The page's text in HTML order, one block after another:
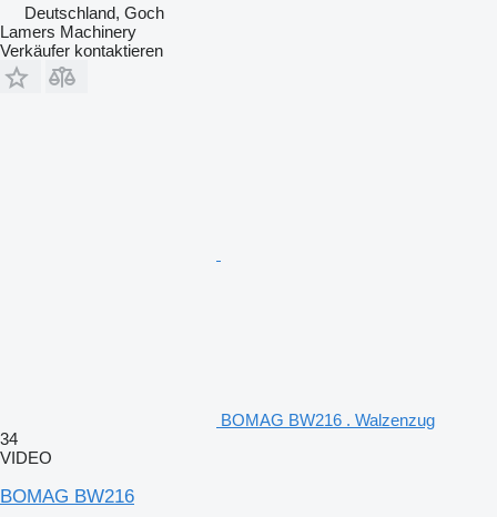
Deutschland, Goch
Lamers Machinery
Verkäufer kontaktieren
BOMAG BW216 . Walzenzug
34
VIDEO
BOMAG BW216